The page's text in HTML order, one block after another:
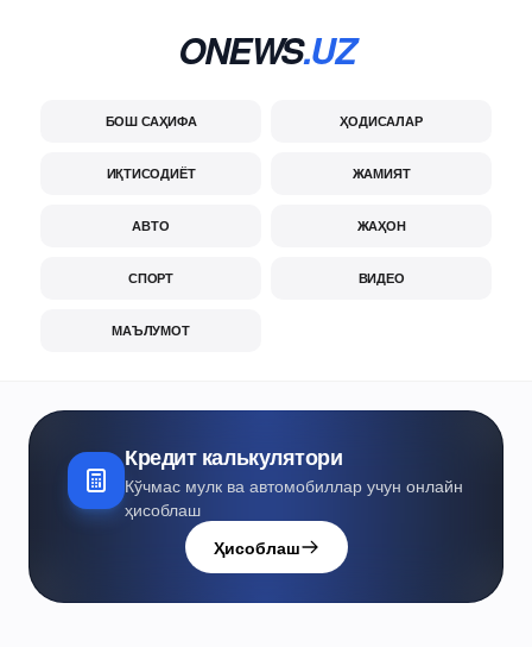
ONEWS.UZ
БОШ САҲИФА ҲОДИСАЛАР
ИҚТИСОДИЁТ ЖАМИЯТ
АВТО ЖАҲОН
СПОРТ ВИДЕО
МАЪЛУМОТ
Кредит калькулятори
Кўчмас мулк ва автомобиллар учун онлайн
ҳисоблаш
Ҳисоблаш